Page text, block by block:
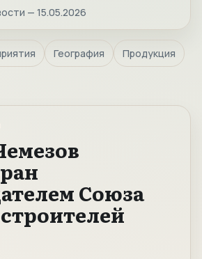
— 15.05.2026
География Продукция
Союза